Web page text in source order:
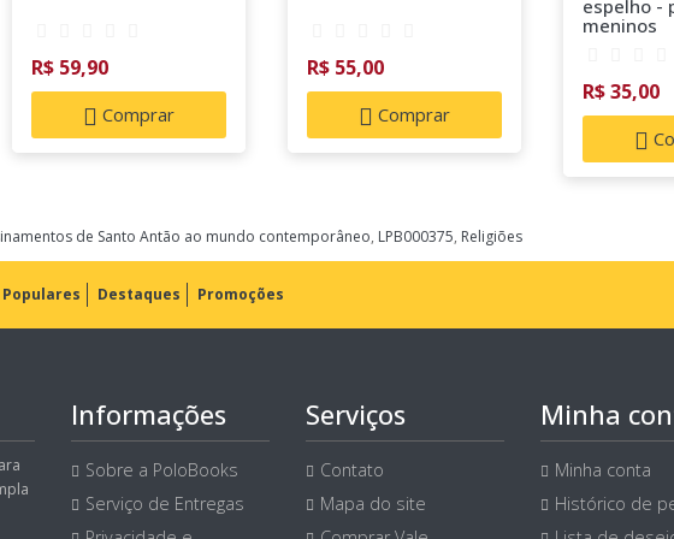
R$ 59,90
Comprar
R$ 55,00
Comprar
espelho -
meninos
R$ 35,00
de Santo Antão ao mundo contemporâneo, LPB000375, Religiões
Populares Destaques Promoções
Informações
Sobre a PoloBooks
Serviço de Entregas
Serviços
Contato
Mapa do site
Minha
Minha conta
Histórico de